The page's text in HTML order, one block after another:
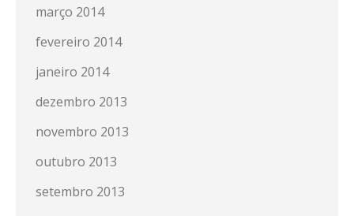
março 2014
fevereiro 2014
janeiro 2014
dezembro 2013
novembro 2013
outubro 2013
setembro 2013